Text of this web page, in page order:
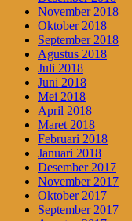
November 2018
Oktober 2018
September 2018
Agustus 2018
Juli 2018
Juni 2018
Mei 2018
April 2018
Maret 2018
Februari 2018
Januari 2018
Desember 2017
November 2017
Oktober 2017
September 2017